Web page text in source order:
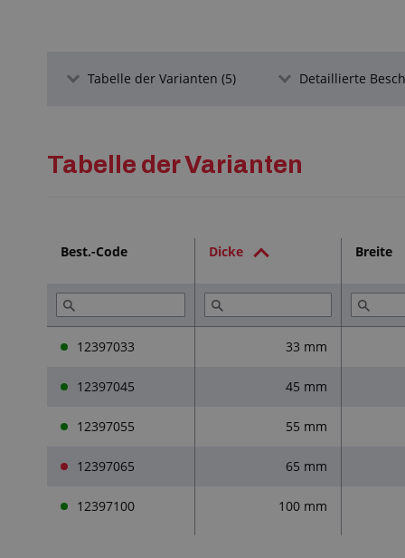
Tabelle der Varianten (5) Detaillierte
Tabelle der Varianten
Best.-Code Dicke Breite
12397033 33 mm
12397045 45 mm
12397055 55 mm
12397065 65 mm
12397100 100 mm